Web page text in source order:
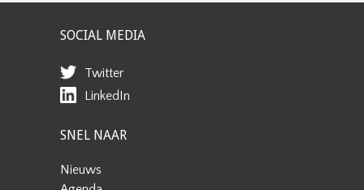
SOCIAL MEDIA
Twitter
LinkedIn
SNEL NAAR
Nieuws